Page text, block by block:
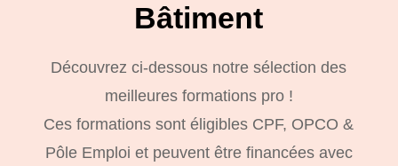
Bâtiment
Découvrez ci-dessous notre sélection des
meilleures formations pro !
Ces formations sont éligibles CPF, OPCO &
Pôle Emploi et peuvent être financées avec